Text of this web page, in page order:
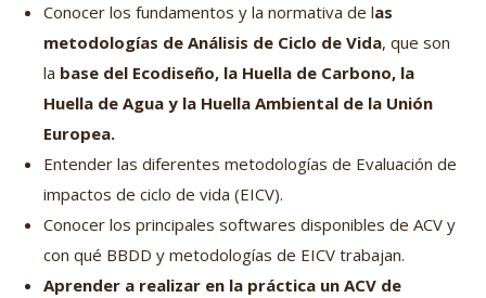
Conocer los fundamentos y la normativa de las
metodologías de Análisis de Ciclo de Vida, que son
la base del Ecodiseño, la Huella de Carbono, la
Huella de Agua y la Huella Ambiental de la Unión
Europea.
Entender las diferentes metodologías de Evaluación de
impactos de ciclo de vida (EICV).
Conocer los principales softwares disponibles de ACV y
con qué BBDD y metodologías de EICV trabajan.
Aprender a realizar en la práctica un ACV de